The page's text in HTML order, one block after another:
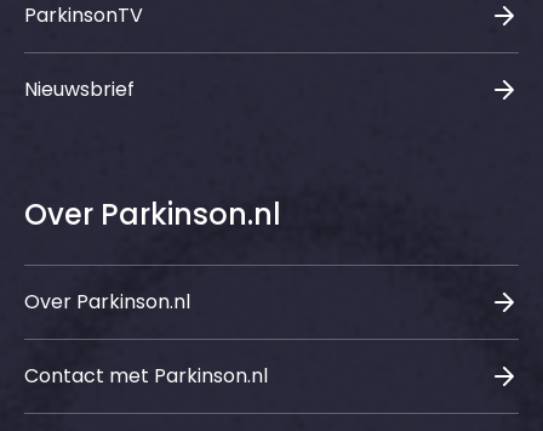
ParkinsonTV
Nieuwsbrief
Over Parkinson.nl
Over Parkinson.nl
Contact met Parkinson.nl